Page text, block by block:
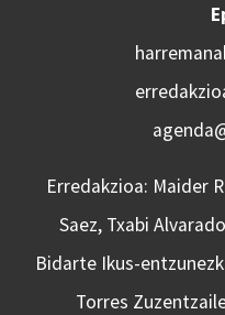
Erredakzioa: Maider
Saez, Txabi
Bidarte Ikus-
Torres